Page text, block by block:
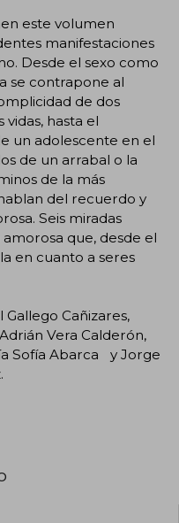
este volumen
manifestaciones
Desde el sexo como
se contrapone al
de dos
hasta el
un adolescente en el
de un arrabal o la
de la más
del recuerdo y
Seis miradas
que, desde el
en cuanto a seres
Gallego Cañizares,
Vera Calderón,
Sofía Abarca y Jorge